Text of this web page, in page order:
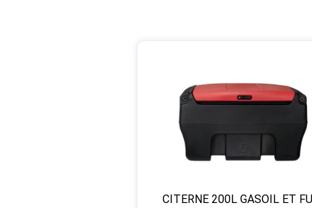
CITERNE 200L GASOIL ET